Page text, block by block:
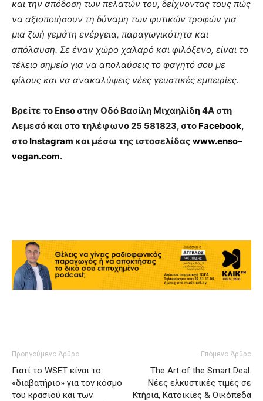
και την απόδοση των πελατών του, δείχνοντας τους πώς
να αξιοποιήσουν τη δύναμη των φυτικών τροφών για
μια ζωή γεμάτη ενέργεια, παραγωγικότητα και
απόλαυση. Σε έναν χώρο χαλαρό και φιλόξενο, είναι το
τέλειο σημείο για να απολαύσεις το φαγητό σου με
φίλους και να ανακαλύψεις νέες γευστικές εμπειρίες.
Βρείτε το Enso στην Οδό Βασίλη Μιχαηλίδη 4Α στη
Λεμεσό και στο τηλέφωνο 25 581823, στο Facebook,
στο Instagram και μέσω της ιστοσελίδας www.enso–
vegan.com.
Προηγούμενο Άρθρο
Γιατί το WSET είναι το
«διαβατήριο» για τον κόσμο
του κρασιού και των
Επόμενο Άρθρο
The Αrt of the Smart Deal.
Νέες ελκυστικές τιμές σε
Κτήρια, Κατοικίες & Οικόπεδα